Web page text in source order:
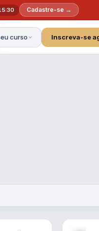
Cadastre-se →
curso Inscreva-se